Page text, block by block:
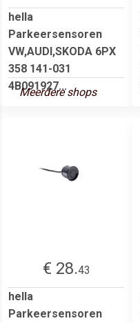
hella
Parkeersensoren
VW,AUDI,SKODA 6PX
358 141-031
4B091927...
Meerdere shops
€ 28.43
hella
Parkeersensoren